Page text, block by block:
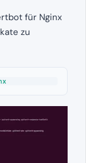
für Nginx
zu